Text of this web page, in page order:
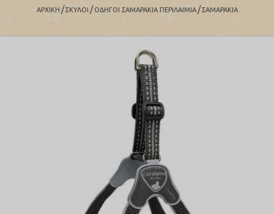
ΑΡΧΙΚΉ / ΣΚΥΛΟΙ / ΟΔΗΓΟΙ ΣΑΜΑΡΑΚΙΑ ΠΕΡΙΛΑΙΜΙΑ / ΣΑΜΑΡΑΚΙΑ